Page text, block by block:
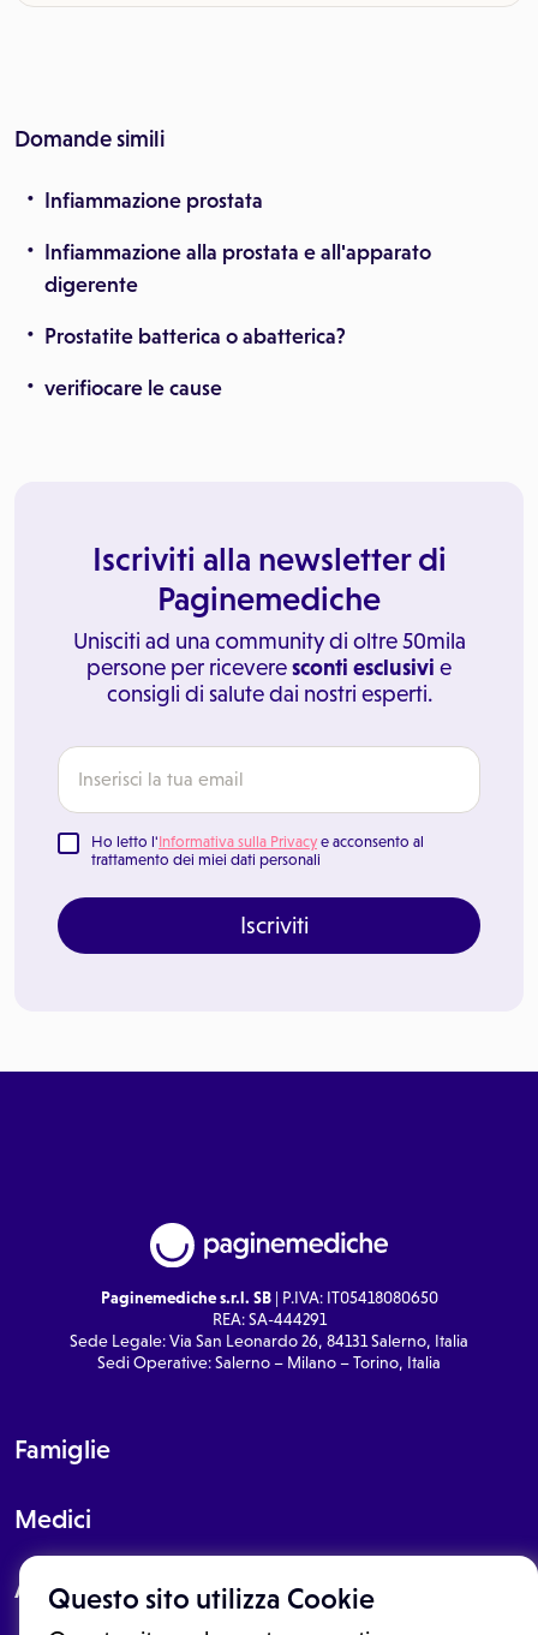
Questo sito utilizza Cookie
Domande simili
Infiammazione prostata
Infiammazione alla prostata e all'apparato
digerente
Prostatite batterica o abatterica?
verifiocare le cause
Iscriviti alla newsletter di
Paginemediche
Unisciti ad una community di oltre 50mila
persone per riceveresconti esclusivi e
consigli di salute dai nostri esperti.
Ho letto l'Informativa sulla Privacy e acconsento al
trattamento dei miei dati personali
Iscriviti
Paginemediche s.r.l. SB| P.IVA: IT05418080650
REA: SA-444291
Sede Legale: Via San Leonardo 26, 84131 Salerno, Italia
Sedi Operative: Salerno – Milano – Torino, Italia
Famiglie
Medici
About